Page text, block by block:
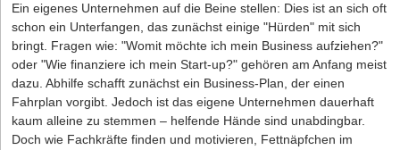
Ein eigenes Unternehmen auf die Beine stellen: Dies ist an sich oft
schon ein Unterfangen, das zunächst einige "Hürden" mit sich
bringt. Fragen wie: "Womit möchte ich mein Business aufziehen?"
oder "Wie finanziere ich mein Start-up?" gehören am Anfang meist
dazu. Abhilfe schafft zunächst ein Business-Plan, der einen
Fahrplan vorgibt. Jedoch ist das eigene Unternehmen dauerhaft
kaum alleine zu stemmen – helfende Hände sind unabdingbar.
Doch wie Fachkräfte finden und motivieren, Fettnäpfchen im